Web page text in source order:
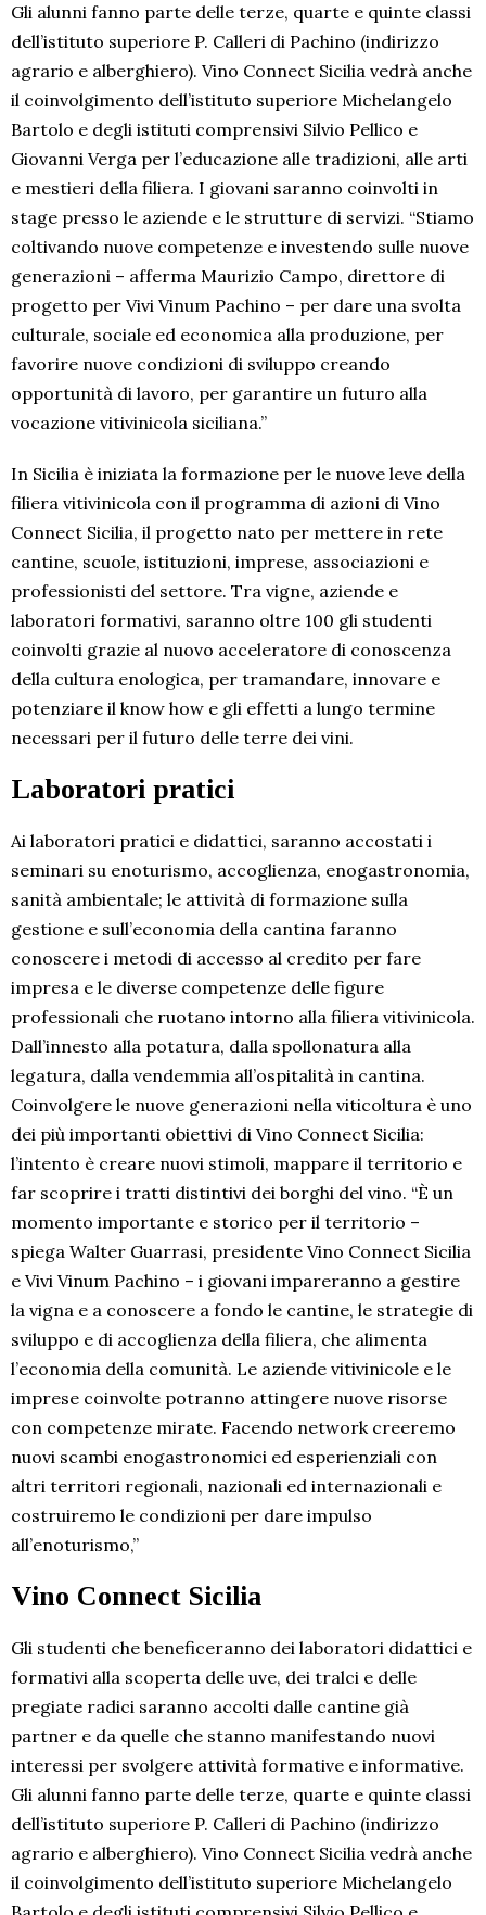
Gli alunni fanno parte delle terze, quarte e quinte classi
dell’istituto superiore P. Calleri di Pachino (indirizzo
agrario e alberghiero). Vino Connect Sicilia vedrà anche
il coinvolgimento dell’istituto superiore Michelangelo
Bartolo e degli istituti comprensivi Silvio Pellico e
Giovanni Verga per l’educazione alle tradizioni, alle arti
e mestieri della filiera. I giovani saranno coinvolti in
stage presso le aziende e le strutture di servizi. “Stiamo
coltivando nuove competenze e investendo sulle nuove
generazioni – afferma Maurizio Campo, direttore di
progetto per Vivi Vinum Pachino – per dare una svolta
culturale, sociale ed economica alla produzione, per
favorire nuove condizioni di sviluppo creando
opportunità di lavoro, per garantire un futuro alla
vocazione vitivinicola siciliana.”
In Sicilia è iniziata la formazione per le nuove leve della
filiera vitivinicola con il programma di azioni di Vino
Connect Sicilia, il progetto nato per mettere in rete
cantine, scuole, istituzioni, imprese, associazioni e
professionisti del settore. Tra vigne, aziende e
laboratori formativi, saranno oltre 100 gli studenti
coinvolti grazie al nuovo acceleratore di conoscenza
della cultura enologica, per tramandare, innovare e
potenziare il know how e gli effetti a lungo termine
necessari per il futuro delle terre dei vini.
Laboratori pratici
Ai laboratori pratici e didattici, saranno accostati i
seminari su enoturismo, accoglienza, enogastronomia,
sanità ambientale; le attività di formazione sulla
gestione e sull’economia della cantina faranno
conoscere i metodi di accesso al credito per fare
impresa e le diverse competenze delle figure
professionali che ruotano intorno alla filiera vitivinicola.
Dall’innesto alla potatura, dalla spollonatura alla
legatura, dalla vendemmia all’ospitalità in cantina.
Coinvolgere le nuove generazioni nella viticoltura è uno
dei più importanti obiettivi di Vino Connect Sicilia:
l’intento è creare nuovi stimoli, mappare il territorio e
far scoprire i tratti distintivi dei borghi del vino. “È un
momento importante e storico per il territorio –
spiega Walter Guarrasi, presidente Vino Connect Sicilia
e Vivi Vinum Pachino – i giovani impareranno a gestire
la vigna e a conoscere a fondo le cantine, le strategie di
sviluppo e di accoglienza della filiera, che alimenta
l’economia della comunità. Le aziende vitivinicole e le
imprese coinvolte potranno attingere nuove risorse
con competenze mirate. Facendo network creeremo
nuovi scambi enogastronomici ed esperienziali con
altri territori regionali, nazionali ed internazionali e
costruiremo le condizioni per dare impulso
all’enoturismo,”
Vino Connect Sicilia
Gli studenti che beneficeranno dei laboratori didattici e
formativi alla scoperta delle uve, dei tralci e delle
pregiate radici saranno accolti dalle cantine già
partner e da quelle che stanno manifestando nuovi
interessi per svolgere attività formative e informative.
Gli alunni fanno parte delle terze, quarte e quinte classi
dell’istituto superiore P. Calleri di Pachino (indirizzo
agrario e alberghiero). Vino Connect Sicilia vedrà anche
il coinvolgimento dell’istituto superiore Michelangelo